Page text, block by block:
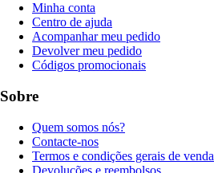
Minha conta
Centro de ajuda
Acompanhar meu pedido
Devolver meu pedido
Códigos promocionais
Sobre
Quem somos nós?
Contacte-nos
Termos e condições gerais de venda
Devoluções e reembolsos